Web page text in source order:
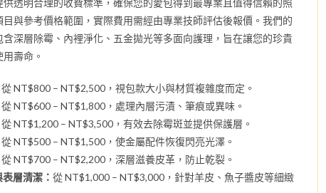
透明合理的收費標準，確保您的愛包得到最專業且值得信賴的照
與參考價格範圍，實際費用需經由專業技師評估後報價。我們的
深層除霉、內裡淨化、五金拋光等多面向護理，旨在讓您的珍貴
壽命。
從 NT$800 – NT$2,500，視包款大小與材質複雜度而定。
從 NT$600 – NT$1,800，處理內層污漬、筆痕或異味。
從 NT$1,200 – NT$3,500，有效去除霉斑並提供保護層。
從 NT$500 – NT$1,500，使金屬配件恢復閃亮光澤。
從 NT$700 – NT$2,200，深層滋養皮革，防止乾裂。
層清潔：從 NT$1,000 – NT$3,000，針對羊皮、魚子醬皮等細緻